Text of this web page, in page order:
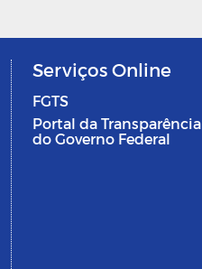
Serviços Online
FGTS
Portal da Transparência
do Governo Federal